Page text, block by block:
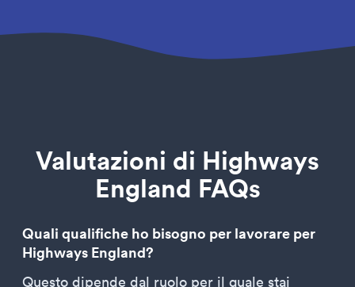
Valutazioni di Highways
England FAQs
Quali qualifiche ho bisogno per lavorare per
Highways England?
Questo dipende dal ruolo per il quale stai